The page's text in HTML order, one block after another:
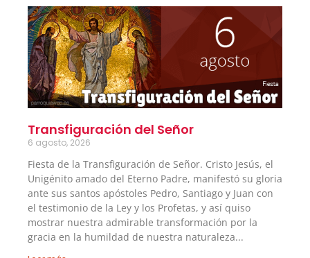
Transfiguración del Señor
6 agosto, 2026
Fiesta de la Transfiguración de Señor. Cristo Jesús, el
Unigénito amado del Eterno Padre, manifestó su gloria
ante sus santos apóstoles Pedro, Santiago y Juan con
el testimonio de la Ley y los Profetas, y así quiso
mostrar nuestra admirable transformación por la
gracia en la humildad de nuestra naturaleza